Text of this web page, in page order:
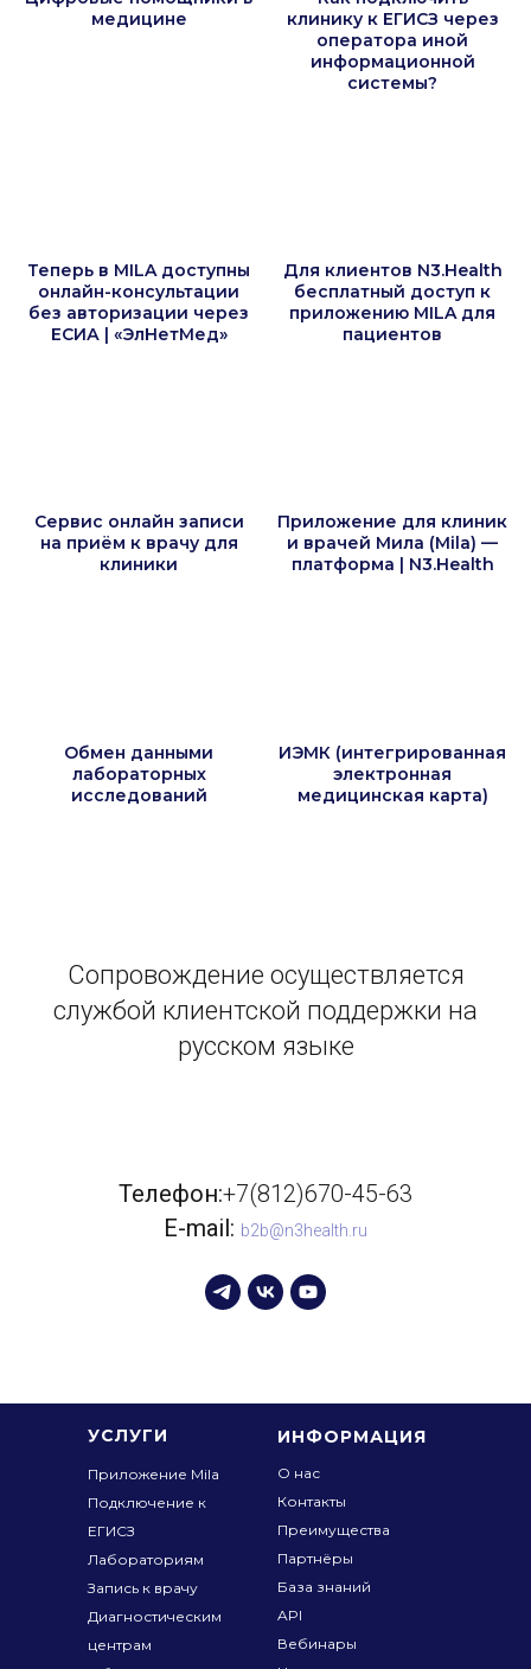
медицине
клинику к ЕГИСЗ через
оператора иной
информационной
системы?
Теперь в MILA доступны
онлайн-консультации
без авторизации через
ЕСИА | «ЭлНетМед»
Для клиентов N3.Health
бесплатный доступ к
приложению MILA для
пациентов
Сервис онлайн записи
на приём к врачу для
клиники
Приложение для клиник
и врачей Мила (Mila) —
платформа | N3.Health
Обмен данными
лабораторных
исследований
ИЭМК (интегрированная
электронная
медицинская карта)
Сопровождение осуществляется
службой клиентской поддержки на
русском языке
Телефон:+7(812)670-45-63
E-mail: b2b@n3health.ru
ИНФОРМАЦИЯ
О нас
Контакты
Преимущества
Партнёры
База знаний
API
Вебинары
УСЛУГИ
Приложение Mila
Подключение к
ЕГИСЗ
Лабораториям
Запись к врачу
Диагностическим
центрам